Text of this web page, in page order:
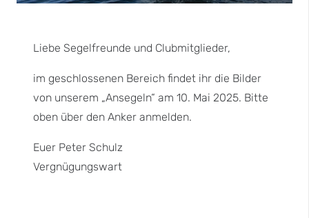
Liebe Segelfreunde und Clubmitglieder,
im geschlossenen Bereich findet ihr die Bilder
von unserem „Ansegeln“ am 10. Mai 2025. Bitte
oben über den Anker anmelden.
Euer Peter Schulz
Vergnügungswart